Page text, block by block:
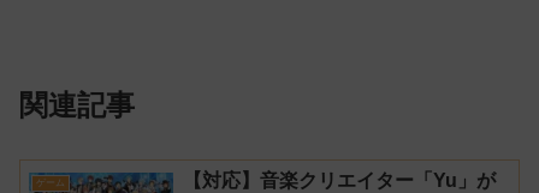
関連記事
ゲーム
【対応】音楽クリエイター「Yu」が